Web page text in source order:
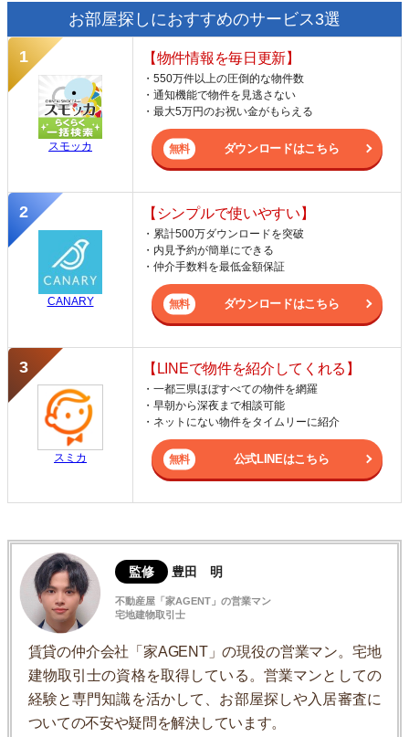
お部屋探しにおすすめのサービス3選
スモッカ
【物件情報を毎日更新】
・550万件以上の圧倒的な物件数
・通知機能で物件を見逃さない
・最大5万円のお祝い金がもらえる
ダウンロードはこちら
CANARY
【シンプルで使いやすい】
・累計500万ダウンロードを突破
・内見予約が簡単にできる
・仲介手数料を最低金額保証
ダウンロードはこちら
スミカ
【LINEで物件を紹介してくれる】
・一都三県ほぼすべての物件を網羅
・早朝から深夜まで相談可能
・ネットにない物件をタイムリーに紹介
公式LINEはこちら
監修 豊田 明
不動産屋「家AGENT」の営業マン
宅地建物取引士
賃貸の仲介会社「家AGENT」の現役の営業マン。宅地
建物取引士の資格を取得している。営業マンとしての
経験と専門知識を活かして、お部屋探しや入居審査に
ついての不安や疑問を解決しています。